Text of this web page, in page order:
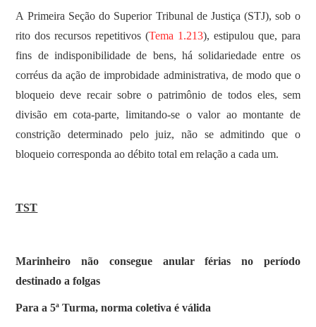
​A Primeira Seção do Superior Tribunal de Justiça (STJ), sob o
rito dos recursos repetitivos (Tema 1.213), estipulou que, para
fins de indisponibilidade de bens, há solidariedade entre os
corréus da ação de improbidade administrativa, de modo que o
bloqueio deve recair sobre o patrimônio de todos eles, sem
divisão em cota-parte, limitando-se o valor ao montante de
constrição determinado pelo juiz, não se admitindo que o
bloqueio corresponda ao débito total em relação a cada um.
TST
Marinheiro não consegue anular férias no período
destinado a folgas
Para a 5ª Turma, norma coletiva é válida